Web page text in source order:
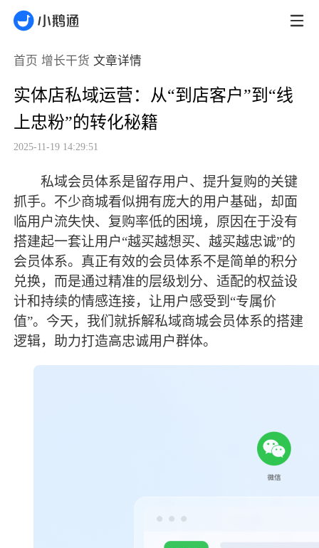
首页 增长干货 文章详情
实体店私域运营：从“到店客户”到“线
上忠粉”的转化秘籍
2025-11-19 14:29:51
私域会员体系是留存用户、提升复购的关键
抓手。不少商城看似拥有庞大的用户基础，却面
临用户流失快、复购率低的困境，原因在于没有
搭建起一套让用户“越买越想买、越买越忠诚”的
会员体系。真正有效的会员体系不是简单的积分
兑换，而是通过精准的层级划分、适配的权益设
计和持续的情感连接，让用户感受到“专属价
值”。今天，我们就拆解私域商城会员体系的搭建
逻辑，助力打造高忠诚用户群体。